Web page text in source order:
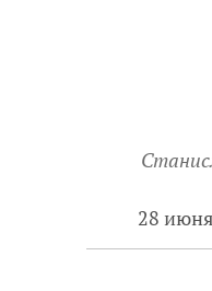
28